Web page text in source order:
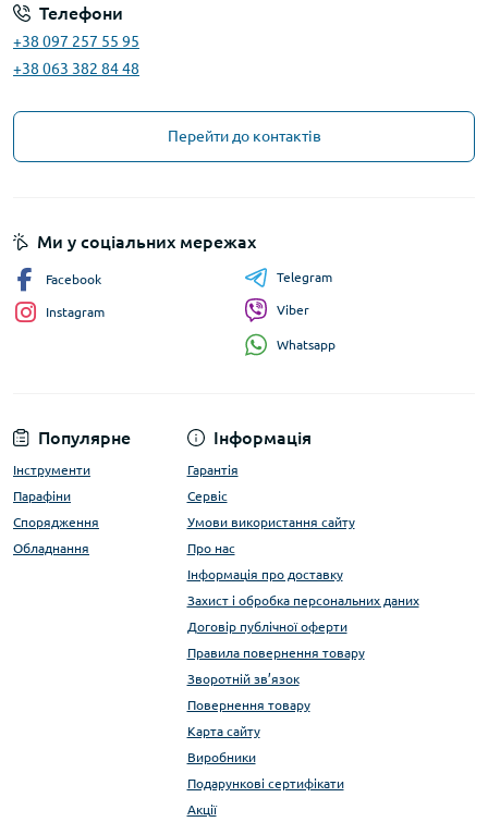
Телефони
+38 097 257 55 95
+38 063 382 84 48
Перейти до контактів
Популярне
Інструменти
Парафіни
Спорядження
Обладнання
Інформація
Гарантія
Сервіс
Умови використання сайту
Про нас
Інформація про доставку
Захист і обробка персональних даних
Договір публічної оферти
Правила повернення товару
Зворотній зв’язок
Повернення товару
Карта сайту
Виробники
Подарункові сертифікати
Акції
Ми у соціальних мережах
Facebook
Instagram
Telegram
Viber
Whatsapp